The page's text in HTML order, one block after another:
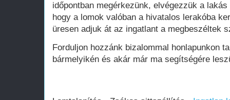
időpontban megérkezünk, elvégezzük a
hogy a lomok valóban a hivatalos lerakóba
üresen adjuk át az ingatlant a megbeszéltek
Forduljon hozzánk bizalommal honlapunkon
bármelyikén és akár már ma segítségére